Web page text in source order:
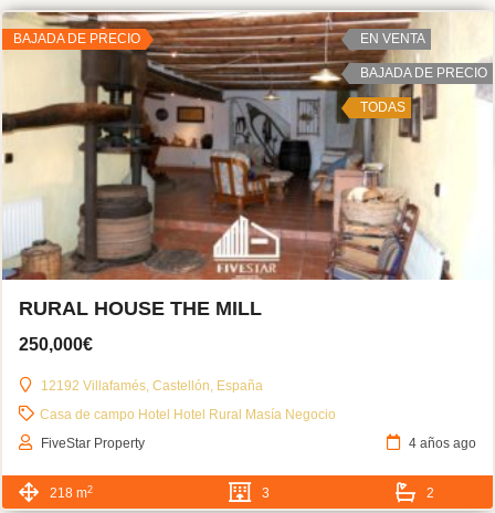
BAJADA DE PRECIO EN VENTA
BAJADA DE PRECIO
TODAS
RURAL HOUSE THE MILL
250,000€
12192 Villafamés, Castellón, España
Casa de campo Hotel Hotel Rural Masía Negocio
FiveStar Property
4 años ago
218 m2 3 2